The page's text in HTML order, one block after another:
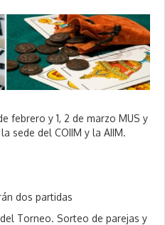
febrero y 1, 2 de marzo MUS y
sede del COIIM y la AIIM.
dos partidas
Torneo. Sorteo de parejas y